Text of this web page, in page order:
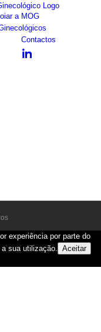
a MOG
Contactos
experiência por parte do
sua utilização.
Aceitar